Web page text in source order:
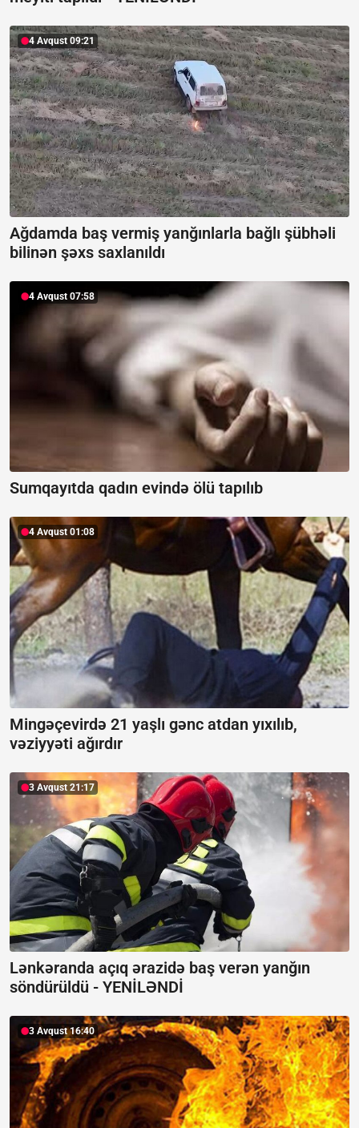
4 Avqust 09:21
Ağdamda baş vermiş yanğınlarla bağlı şübhəli
bilinən şəxs saxlanıldı
4 Avqust 07:58
Sumqayıtda qadın evində ölü tapılıb
4 Avqust 01:08
Mingəçevirdə 21 yaşlı gənc atdan yıxılıb,
vəziyyəti ağırdır
3 Avqust 21:17
Lənkəranda açıq ərazidə baş verən yanğın
söndürüldü - YENİLƏNDİ
3 Avqust 16:40